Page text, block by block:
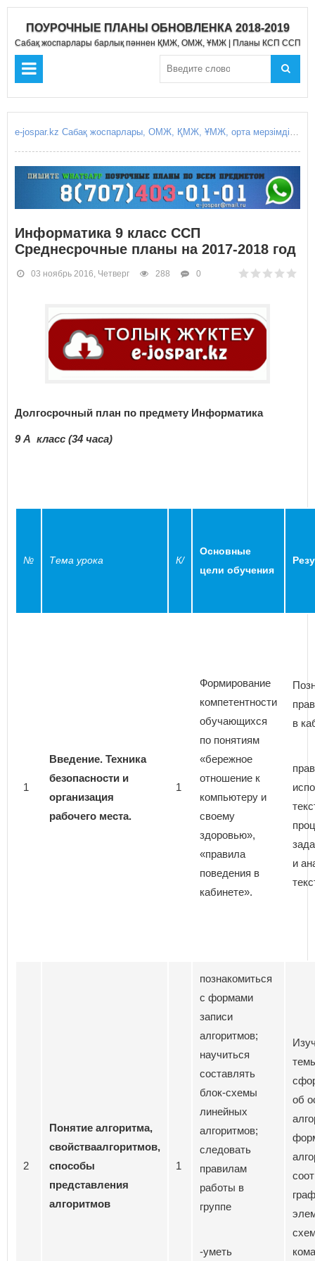
ПОУРОЧНЫЕ ПЛАНЫ ОБНОВЛЕНКА 2018-2019
Сабақ жоспарлары барлық пәннен ҚМЖ, ОМЖ, ҰМЖ | Планы КСП ССП
e-jospar.kz Сабақ жоспарлары, ОМЖ, ҚМЖ, ҰМЖ, орта мерзімді жоспарлары, қысқа мерзімді жоспарлары, күнделікті сабақ жоспарлары, Поурочные планы, КСП, ССП, среднесрочное планирование, краткосрочные планирование, краткосрочный план, среднесрочный план, поурочные планы уроков, ежоспар.кз, ejospar.kz
Информатика 9 класс ССП
Среднесрочные планы на 2017-2018 год
03 ноябрь 2016, Четверг 288 0
Долгосрочный план по предмету Информатика
9А класс (34 часа)
№ Тема урока К/
Основные
цели обучения
1
Введение. Техника
безопасности и
организация
рабочего места.
1
Формирование
компетентности
обучающихся
по понятиям
«бережное
отношение к
компьютеру и
своему
здоровью»,
«правила
поведения в
кабинете».
в
и
2
Понятие алгоритма,
свойстваалгоритмов,
способы
представления
алгоритмов
1
познакомиться
с формами
записи
алгоритмов;
научиться
составлять
блок-схемы
линейных
алгоритмов;
следовать
правилам
работы в
группе
-уметь
об